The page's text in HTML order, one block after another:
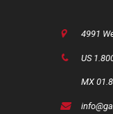
4991
US
MX